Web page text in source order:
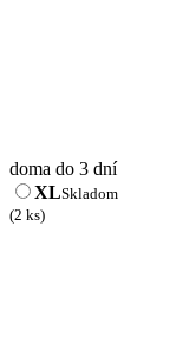
doma do 3 dní
XLSkladom
(2 ks)